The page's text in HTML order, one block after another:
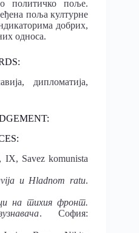
политичко поље.
поља културне
добрих,
односа.
дипломатија,
IX, Savez komunista
u Hladnom ratu.
на тихия фронт.
. София: